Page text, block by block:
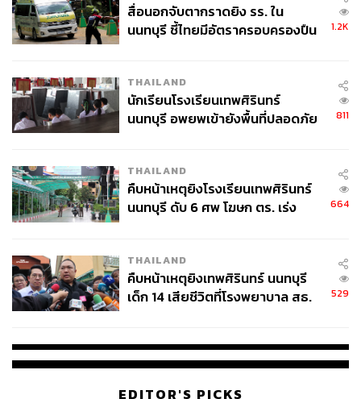
ABOUT THE AUTHOR
สำนักข่าวเศรษฐกิจ ธุรกิจ และการลงทุน โดย
ทีมข่าว THE STANDARD
สื่อนอกจับตากราดยิง รร. ใน
นนทบุรี ชี้ไทยมีอัตราครอบครองปืน
1.2K
THAILAND
นักเรียนโรงเรียนเทพศิรินทร์
นนทบุรี อพยพเข้ายังพื้นที่ปลอดภัย
811
THAILAND
คืบหน้าเหตุยิงโรงเรียนเทพศิรินทร์
นนทบุรี ดับ 6 ศพ โฆษก ตร. เร่ง
664
THAILAND
คืบหน้าเหตุยิงเทพศิรินทร์ นนทบุรี
เด็ก 14 เสียชีวิตที่โรงพยาบาล สธ.
529
EDITOR'S PICKS